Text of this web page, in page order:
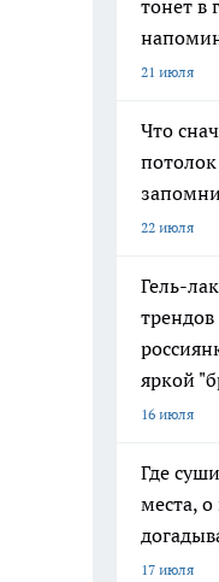
тонет в
21 июля
Что
22 июля
Гель-
яркой
16 июля
Где
места,
17 июля